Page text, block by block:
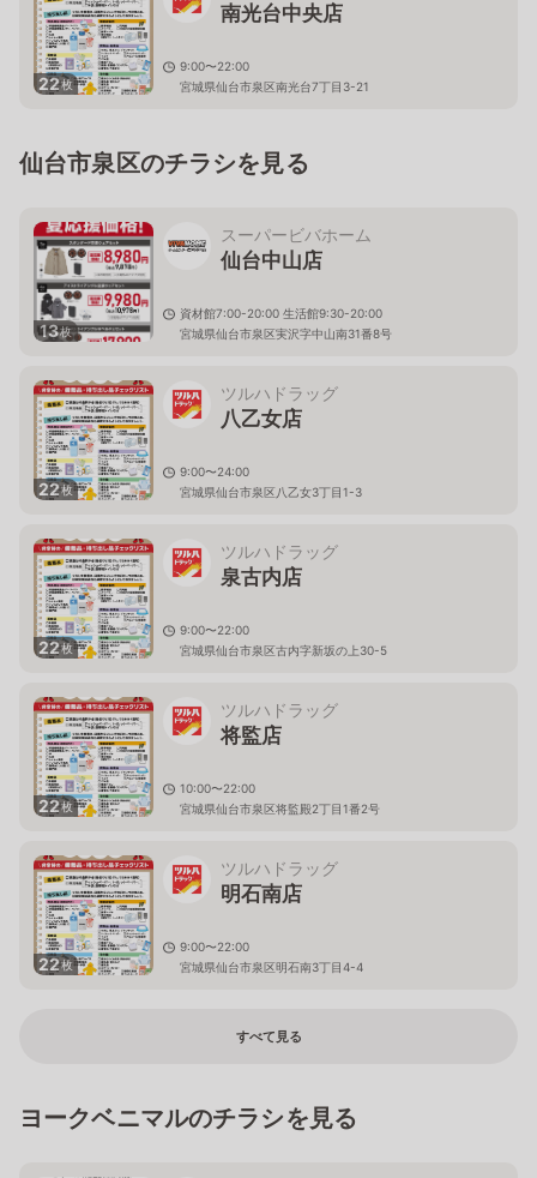
22枚
南光台中央店
9:00〜22:00
宮城県仙台市泉区南光台7丁目3-21
仙台市泉区のチラシを見る
13枚
スーパービバホーム
仙台中山店
資材館7:00-20:00 生活館9:30-20:00
宮城県仙台市泉区実沢字中山南31番8号
22枚
ツルハドラッグ
八乙女店
9:00〜24:00
宮城県仙台市泉区八乙女3丁目1-3
22枚
ツルハドラッグ
泉古内店
9:00〜22:00
宮城県仙台市泉区古内字新坂の上30-5
22枚
ツルハドラッグ
将監店
10:00〜22:00
宮城県仙台市泉区将監殿2丁目1番2号
22枚
ツルハドラッグ
明石南店
9:00〜22:00
宮城県仙台市泉区明石南3丁目4-4
すべて見る
ヨークベニマルのチラシを見る